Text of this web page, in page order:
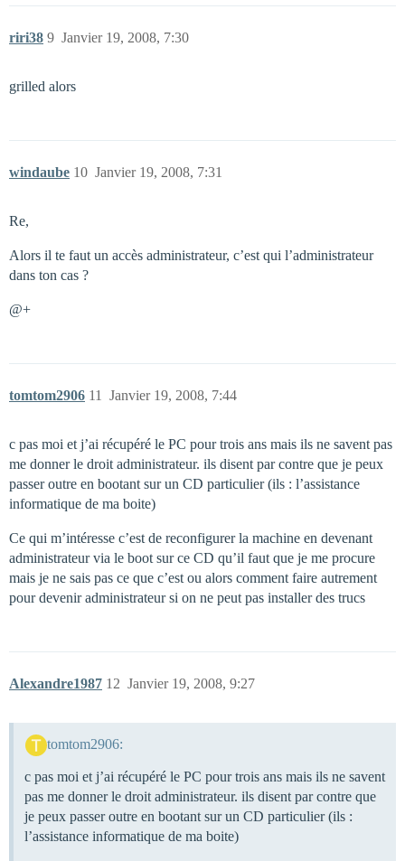
riri38 Janvier 19, 2008, 7:30
9
grilled alors
windaube Janvier 19, 2008, 7:31
10
Re,
Alors il te faut un accès administrateur, c’est qui l’administrateur
dans ton cas ?
@+
tomtom2906 Janvier 19, 2008, 7:44
11
c pas moi et j’ai récupéré le PC pour trois ans mais ils ne savent pas
me donner le droit administrateur. ils disent par contre que je peux
passer outre en bootant sur un CD particulier (ils : l’assistance
informatique de ma boite)
Ce qui m’intéresse c’est de reconfigurer la machine en devenant
administrateur via le boot sur ce CD qu’il faut que je me procure
mais je ne sais pas ce que c’est ou alors comment faire autrement
pour devenir administrateur si on ne peut pas installer des trucs
Alexandre1987 Janvier 19, 2008, 9:27
12
tomtom2906:
c pas moi et j’ai récupéré le PC pour trois ans mais ils ne savent
pas me donner le droit administrateur. ils disent par contre que
je peux passer outre en bootant sur un CD particulier (ils :
l’assistance informatique de ma boite)